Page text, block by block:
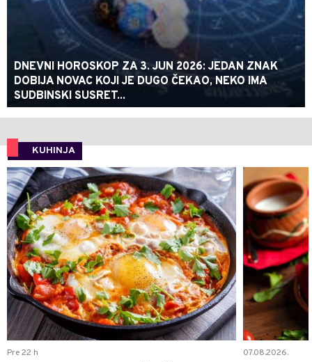
DNEVNI HOROSKOP ZA 3. JUN 2026: JEDAN ZNAK
DOBIJA NOVAC KOJI JE DUGO ČEKAO, NEKO IMA
SUDBINSKI SUSRET...
KUHINJA
0
Pre 22 h 07.08.2026.